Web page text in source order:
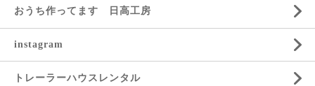
おうち作ってます 日高工房
instagram
トレーラーハウスレンタル